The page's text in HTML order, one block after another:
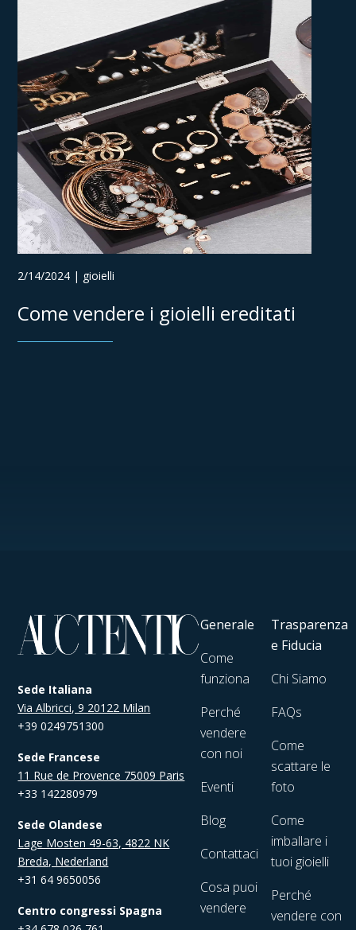
2/14/2024 | gioielli
Come vendere i gioielli ereditati
Sede Italiana
Via Albricci, 9 20122 Milan
+39 0249751300
Sede Francese
11 Rue de Provence 75009 Paris
+33 142280979
Sede Olandese
Lage Mosten 49-63, 4822 NK
Breda, Nederland
+31 64 9650056
Centro congressi Spagna
Generale
Come
funziona
Perché
vendere
con noi
Eventi
Blog
Contattaci
Cosa puoi
vendere
Trasparenza
e Fiducia
Chi Siamo
FAQs
Come
scattare le
foto
Come
imballare i
tuoi gioielli
Perché
vendere con